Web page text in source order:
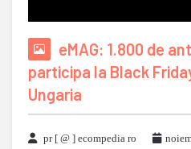
eMAG: 1.800 de
participa la Black
Ungaria
pr [ @ ] ecompedia ro